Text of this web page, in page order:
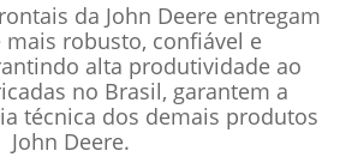
da John Deere entregam
mais robusto, confiável e
alta produtividade ao
no Brasil, garantem a
técnica dos demais produtos
John Deere.